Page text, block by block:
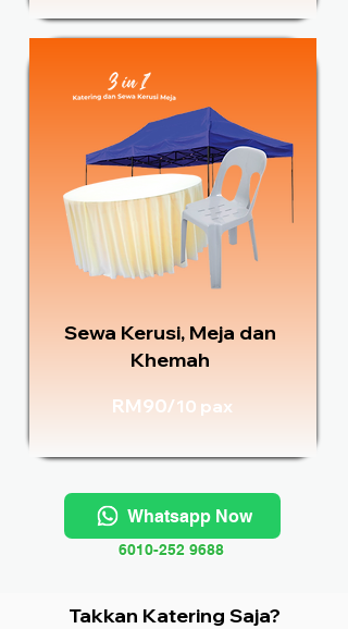
Sewa Kerusi, Meja dan
Khemah
RM90/10 pax
Whatsapp Now
6010-252 9688
Takkan Katering Saja?